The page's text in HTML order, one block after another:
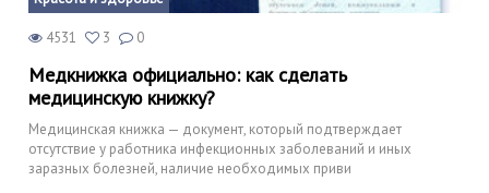
4531 3 0
Медкнижка официально: как сделать
медицинскую книжку?
Медицинская книжка — документ, который подтверждает
отсутствие у работника инфекционных заболеваний и иных
заразных болезней, наличие необходимых приви